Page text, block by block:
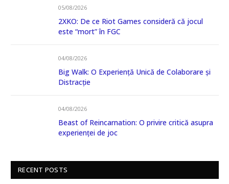
05/08/2026
2XKO: De ce Riot Games consideră că jocul
este “mort” în FGC
04/08/2026
Big Walk: O Experiență Unică de Colaborare și
Distracție
04/08/2026
Beast of Reincarnation: O privire critică asupra
experienței de joc
RECENT POSTS